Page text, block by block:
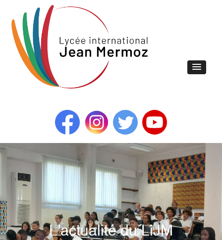
L'actualité du LiJM